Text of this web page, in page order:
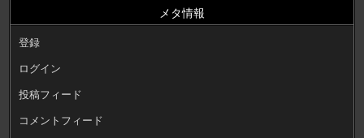
メタ情報
登録
ログイン
投稿フィード
コメントフィード